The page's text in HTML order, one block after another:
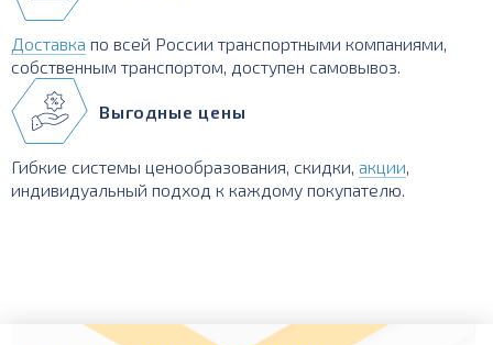
Доставка по всей России транспортными компаниями,
собственным транспортом, доступен самовывоз.
Выгодные цены
Гибкие системы ценообразования, скидки, акции,
индивидуальный подход к каждому покупателю.